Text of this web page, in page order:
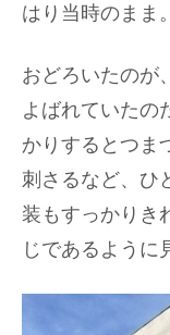
はり当時のまま。
おどろいたのが
よばれていたの
かりするとつま
刺さるなど、ひ
装もすっかりき
じであるように